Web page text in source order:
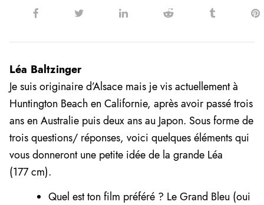
Léa Baltzinger
Je suis originaire d’Alsace mais je vis actuellement à
Huntington Beach en Californie, après avoir passé trois
ans en Australie puis deux ans au Japon. Sous forme de
trois questions/ réponses, voici quelques éléments qui
vous donneront une petite idée de la grande Léa
(177 cm).
Quel est ton film préféré ? Le Grand Bleu (oui